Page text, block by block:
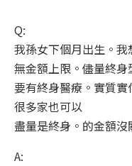
Q:
我孫女下個月出生。我
無金額上限。儘量終身
要有終身醫療。實質
很多家也可以
盡量是終身。的金額沒
A: